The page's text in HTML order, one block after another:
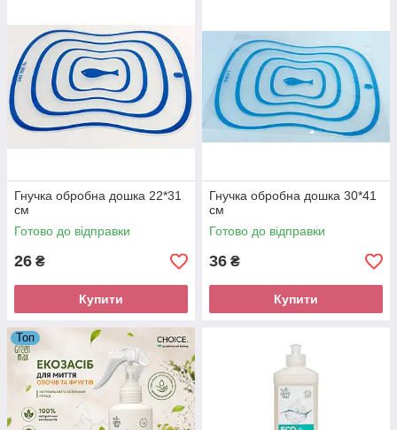
Гнучка обробна дошка 22*31
см
Готово до відправки
26 ₴
Купити
Гнучка обробна дошка 30*41
см
Готово до відправки
36 ₴
Купити
Топ